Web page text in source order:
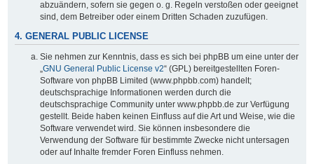
abzuändern, sofern sie gegen o. g. Regeln verstoßen oder geeignet
sind, dem Betreiber oder einem Dritten Schaden zuzufügen.
4. GENERAL PUBLIC LICENSE
Sie nehmen zur Kenntnis, dass es sich bei phpBB um eine unter der
„GNU General Public License v2“ (GPL) bereitgestellten Foren-
Software von phpBB Limited (www.phpbb.com) handelt;
deutschsprachige Informationen werden durch die
deutschsprachige Community unter www.phpbb.de zur Verfügung
gestellt. Beide haben keinen Einfluss auf die Art und Weise, wie die
Software verwendet wird. Sie können insbesondere die
Verwendung der Software für bestimmte Zwecke nicht untersagen
oder auf Inhalte fremder Foren Einfluss nehmen.